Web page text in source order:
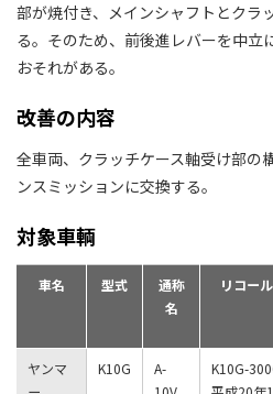
部が焼付き、メインシャフトとクラ
る。そのため、前後進レバーを中立
おそれがある。
改善の内容
全車両、クラッチケース軸受け部の
ンスミッションに交換する。
対象車輌
車名 型式
通称
名
リコー
ヤンマ
K10G
A-
K10G-